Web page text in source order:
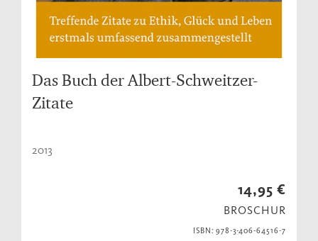
Das Buch der Albert-Schweitzer-
Zitate
2013
14,95 €
BROSCHUR
ISBN: 978-3-406-64516-7